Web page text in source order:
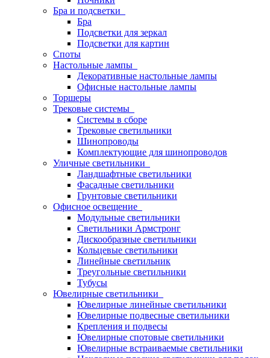
Бра и подсветки
Бра
Подсветки для зеркал
Подсветки для картин
Споты
Настольные лампы
Декоративные настольные лампы
Офисные настольные лампы
Торшеры
Трековые системы
Системы в сборе
Трековые светильники
Шинопроводы
Комплектующие для шинопроводов
Уличные светильники
Ландшафтные светильники
Фасадные светильники
Грунтовые светильники
Офисное освещение
Модульные светильники
Светильники Армстронг
Дискообразные светильники
Кольцевые светильники
Линейные светильник
Треугольные светильники
Тубусы
Ювелирные светильники
Ювелирные линейные светильники
Ювелирные подвесные светильники
Крепления и подвесы
Ювелирные спотовые светильники
Ювелирные встраиваемые светильники